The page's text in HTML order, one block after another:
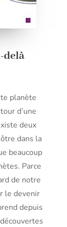
delà
planète
d’une
deux
dans la
beaucoup
Parce
de notre
le devenir
depuis